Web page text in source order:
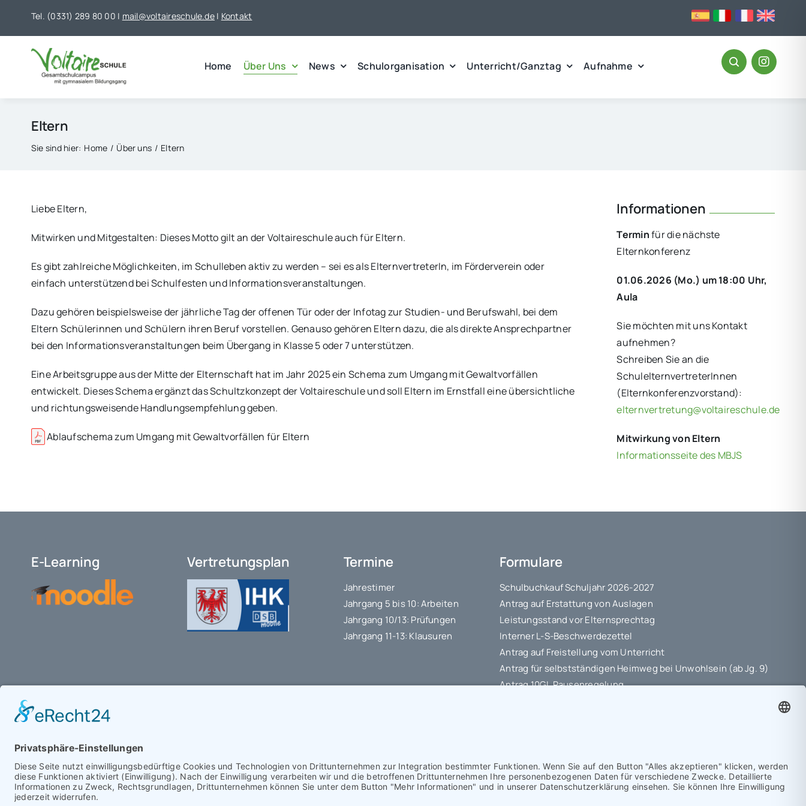
Tel. (0331) 289 80 00 | mail@voltaireschule.de| Kontakt
Home Über Uns News Schulorganisation Unterricht/Ganztag Aufnahme
Eltern
Sie sind hier: Home Über uns Eltern
Liebe Eltern,
Mitwirken und Mitgestalten: Dieses Motto gilt an der Voltaireschule auch für Eltern.
Es gibt zahlreiche Möglichkeiten, im Schulleben aktiv zu werden – sei es als ElternvertreterIn, im Förderverein oder
einfach unterstützend bei Schulfesten und Informationsveranstaltungen.
Dazu gehören beispielsweise der jährliche Tag der offenen Tür oder der Infotag zur Studien- und Berufswahl, bei dem
Eltern Schülerinnen und Schülern ihren Beruf vorstellen. Genauso gehören Eltern dazu, die als direkte Ansprechpartner
bei den Informationsveranstaltungen beim Übergang in Klasse 5 oder 7 unterstützen.
Eine Arbeitsgruppe aus der Mitte der Elternschaft hat im Jahr 2025 ein Schema zum Umgang mit Gewaltvorfällen
entwickelt. Dieses Schema ergänzt das Schultzkonzept der Voltaireschule und soll Eltern im Ernstfall eine übersichtliche
und richtungsweisende Handlungsempfehlung geben.
Ablaufschema zum Umgang mit Gewaltvorfällen für Eltern
Informationen
Terminfür die nächste
Elternkonferenz
01.06.2026 (Mo.) um 18:00 Uhr,
Aula
Sie möchten mit uns Kontakt
aufnehmen?
Schreiben Sie an die
SchulelternvertreterInnen
(Elternkonferenzvorstand):
elternvertretung@voltaireschule.de
Mitwirkung von Eltern
Informationsseite des MBJS
E-Learning Vertretungsplan Termine
Jahrestimer
Jahrgang 5 bis 10: Arbeiten
Jahrgang 10/13: Prüfungen
Jahrgang 11-13: Klausuren
Formulare
Schulbuchkauf Schuljahr 2026-2027
Antrag auf Erstattung von Auslagen
Leistungsstand vor Elternsprechtag
Interner L-S-Beschwerdezettel
Antrag auf Freistellung vom Unterricht
Antrag für selbstständigen Heimweg bei Unwohlsein (ab Jg. 9)
Antrag 10GL Pausenregelung